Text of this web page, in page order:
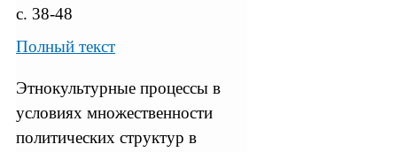
с. 38-48
Полный текст
Этнокультурные процессы в
условиях множественности
политических структур в